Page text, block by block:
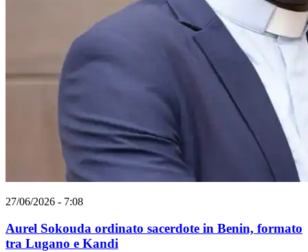
27/06/2026 - 7:08
Aurel Sokouda ordinato sacerdote in Benin, formato
tra Lugano e Kandi